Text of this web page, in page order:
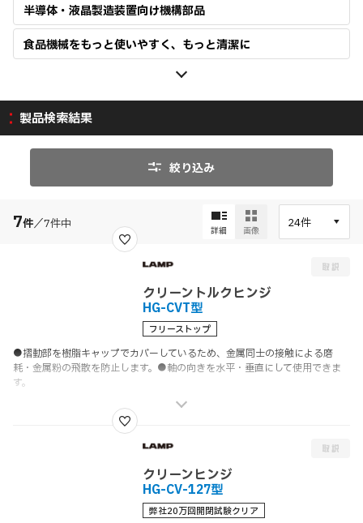
半導体・液晶製造装置向け機構部品
食品機械をもっと使いやすく、もっと清潔に
製品検索結果
絞り込み
7件／7件中 詳細 画像
クリーントルクヒンジ
HG-CVT型
フリーストップ
●摺動部を樹脂キャップでカバーしているため、金属同士の接触による磨
耗・金属粉の飛散を防止します。●軸の向きを水平・ 垂直にして使用できま
す。
クリーンヒンジ
HG-CV-127型
弊社20万回開閉試験クリア